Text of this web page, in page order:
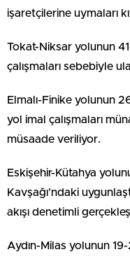
işaretçilerine uymaları
Tokat-Niksar yolunun
çalışmaları sebebiyle
Elmalı-Finike yolunun
yol imal çalışmaları
müsaade veriliyor.
Eskişehir-Kütahya
Kavşağı’ndaki
akışı denetimli
Aydın-Milas yolunun